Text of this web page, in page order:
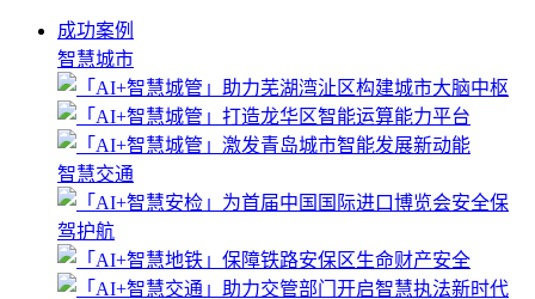
成功案例
智慧城市
智慧交通